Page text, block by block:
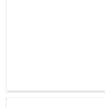
Bahnanschluss
Altlandsberg/